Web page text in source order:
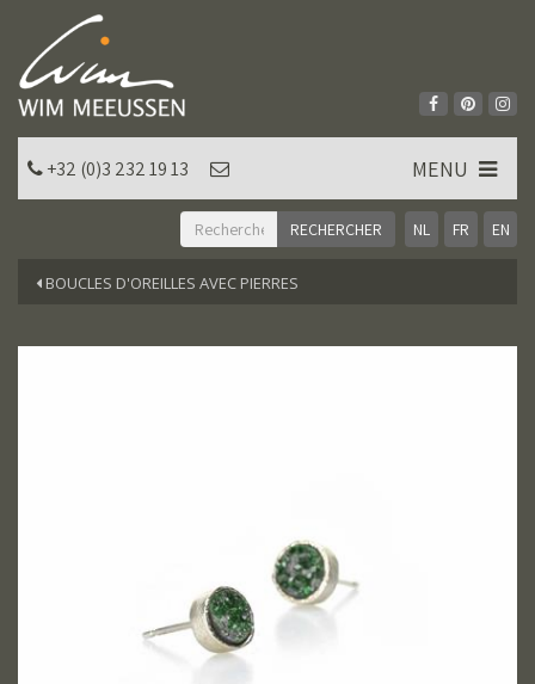
NL FR EN
+32 (0)3 232 19 13 MENU
BOUCLES D'OREILLES AVEC PIERRES